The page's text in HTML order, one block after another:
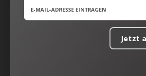
Nach oben
Jetzt